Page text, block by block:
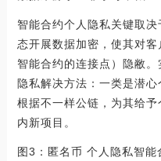
智能合约个人隐私关键取
态开展数据加密，使其对
智能合约的连接点）隐敝
隐私解决方法：一类是潜
根据不一样公链，为其给
内新项目。
图3：匿名币 个人隐私智能